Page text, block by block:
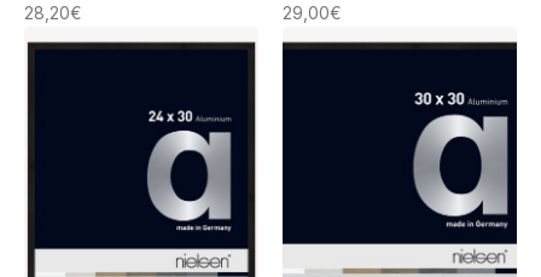
28,20€ 29,00€